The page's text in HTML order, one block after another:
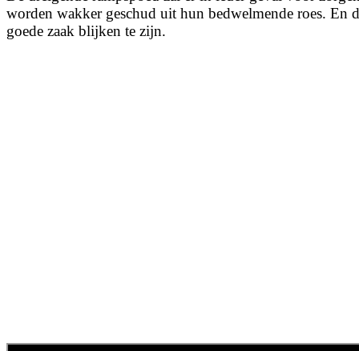
worden wakker geschud uit hun bedwelmende roes. En
goede zaak blijken te zijn.